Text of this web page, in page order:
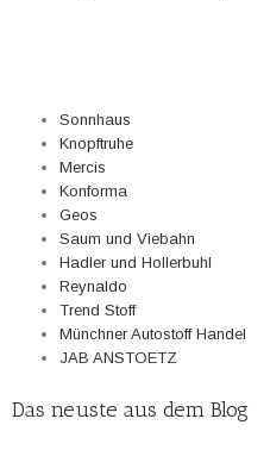
Sonnhaus
Knopftruhe
Mercis
Konforma
Geos
Saum und Viebahn
Hadler und Hollerbuhl
Reynaldo
Trend Stoff
Münchner Autostoff Handel
JAB ANSTOETZ
Das neuste aus dem Blog